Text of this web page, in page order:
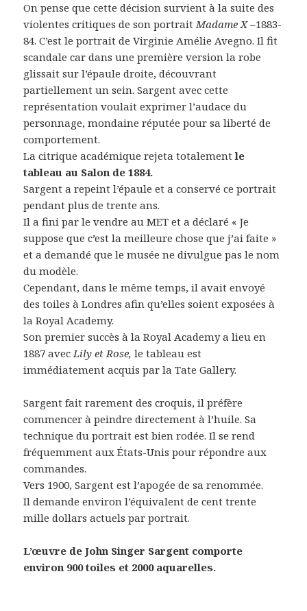
On pense que cette décision survient à la suite des
violentes critiques de son portraitMadame X –1883-
84. C’est le portrait de Virginie Amélie Avegno. Il fit
scandale car dans une première version la robe
glissait sur l’épaule droite, découvrant
partiellement un sein. Sargent avec cette
représentation voulait exprimer l’audace du
personnage, mondaine réputée pour sa liberté de
comportement.
La citrique académique rejeta totalementle
tableau au Salon de 1884.
Sargent a repeint l’épaule et a conservé ce portrait
pendant plus de trente ans.
Il a fini par le vendre au MET et a déclaré « Je
suppose que c’est la meilleure chose que j’ai faite »
et a demandé que le musée ne divulgue pas le nom
du modèle.
Cependant, dans le même temps, il avait envoyé
des toiles à Londres afin qu’elles soient exposées à
la Royal Academy.
Son premier succès à la Royal Academy a lieu en
1887 avecLily et Rose, le tableau est
immédiatement acquis par la Tate Gallery.
Sargent fait rarement des croquis, il préfère
commencer à peindre directement à l’huile. Sa
technique du portrait est bien rodée. Il se rend
fréquemment aux États-Unis pour répondre aux
commandes.
Vers 1900, Sargent est l’apogée de sa renommée.
Il demande environ l’équivalent de cent trente
mille dollars actuels par portrait.
L’œuvre de John Singer Sargent comporte
environ 900 toiles et 2000 aquarelles.